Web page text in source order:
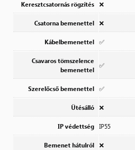
Keresztcsatornás rögzítés ❌
Csatorna bemenettel ❌
Kábelbemenettel ✅
Csavaros tömszelence
bemenettel
✅
Szerelőcső bemenettel ✅
Ütésálló ❌
IP védettség IP55
Bemenet hátulról ❌